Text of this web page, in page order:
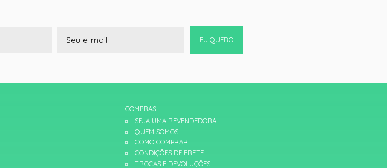
EU QUERO
COMPRAS
SEJA UMA REVENDEDORA
QUEM SOMOS
COMO COMPRAR
CONDIÇÕES DE FRETE
TROCAS E DEVOLUÇÕES